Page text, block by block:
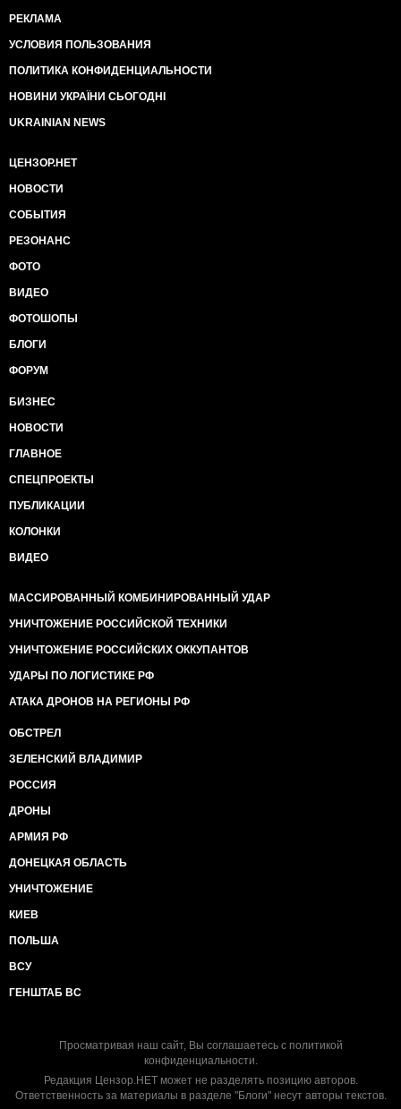
РЕКЛАМА
УСЛОВИЯ ПОЛЬЗОВАНИЯ
ПОЛИТИКА КОНФИДЕНЦИАЛЬНОСТИ
НОВИНИ УКРАЇНИ СЬОГОДНІ
UKRAINIAN NEWS
ЦЕНЗОР.НЕТ
НОВОСТИ
СОБЫТИЯ
РЕЗОНАНС
ФОТО
ВИДЕО
ФОТОШОПЫ
БЛОГИ
ФОРУМ
БИЗНЕС
НОВОСТИ
ГЛАВНОЕ
СПЕЦПРОЕКТЫ
ПУБЛИКАЦИИ
КОЛОНКИ
ВИДЕО
МАССИРОВАННЫЙ КОМБИНИРОВАННЫЙ УДАР
УНИЧТОЖЕНИЕ РОССИЙСКОЙ ТЕХНИКИ
УНИЧТОЖЕНИЕ РОССИЙСКИХ ОККУПАНТОВ
УДАРЫ ПО ЛОГИСТИКЕ РФ
АТАКА ДРОНОВ НА РЕГИОНЫ РФ
ОБСТРЕЛ
ЗЕЛЕНСКИЙ ВЛАДИМИР
РОССИЯ
ДРОНЫ
АРМИЯ РФ
ДОНЕЦКАЯ ОБЛАСТЬ
УНИЧТОЖЕНИЕ
КИЕВ
ПОЛЬША
ВСУ
ГЕНШТАБ ВС
Просматривая наш сайт, Вы соглашаетесь с политикой
конфиденциальности.
Редакция Цензор.НЕТ может не разделять позицию авторов.
Ответственность за материалы в разделе "Блоги" несут авторы текстов.